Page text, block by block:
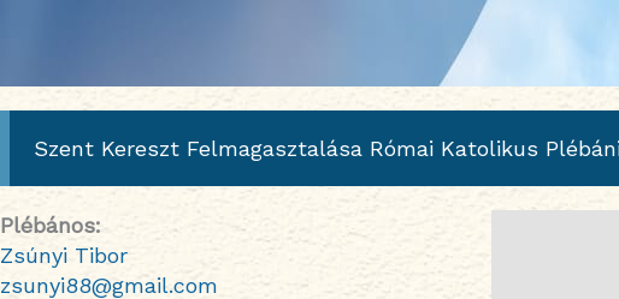
Szent Kereszt Felmagasztalása Római Katolikus
Plébános:
Zsúnyi Tibor
zsunyi88@gmail.com